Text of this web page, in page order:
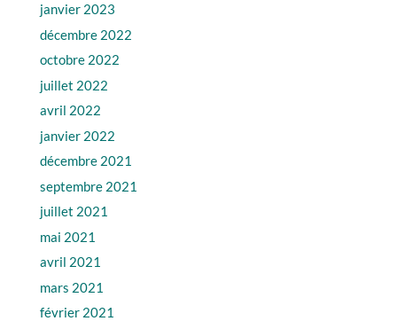
janvier 2023
décembre 2022
octobre 2022
juillet 2022
avril 2022
janvier 2022
décembre 2021
septembre 2021
juillet 2021
mai 2021
avril 2021
mars 2021
février 2021